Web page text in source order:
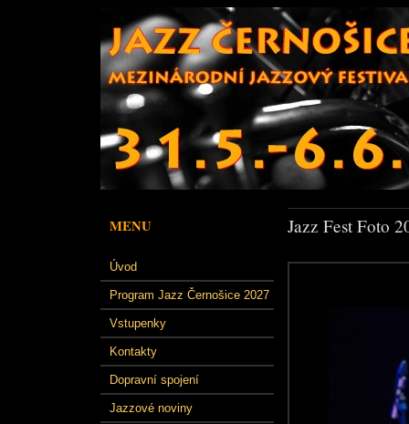
MENU
Úvod
Program Jazz Černošice 2027
Vstupenky
Kontakty
Dopravní spojení
Jazzové noviny
Jazz Fest Foto